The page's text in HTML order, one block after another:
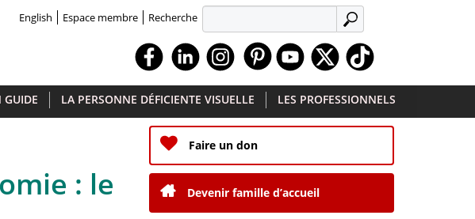
English Espace membre Recherche APPLIQUER
FacebookLinkedin Instagram Youtube
GUIDE LA PERSONNE DÉFICIENTE VISUELLE LES PROFESSIONNELS
: le
Faire un don
Devenir famille d’accueil